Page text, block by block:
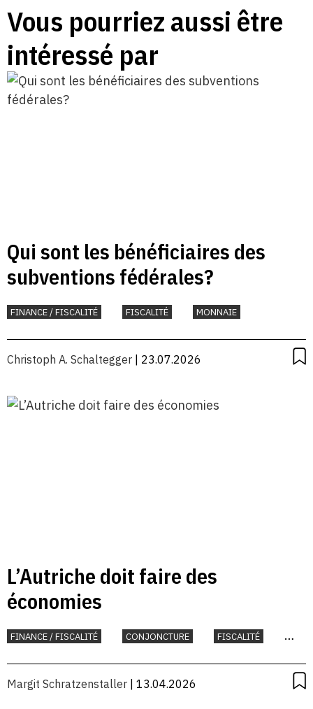
Vous pourriez aussi être
intéressé par
Qui sont les bénéficiaires des
subventions fédérales?
FINANCE / FISCALITÉ FISCALITÉ MONNAIE
Christoph A. Schaltegger | 23.07.2026
L’Autriche doit faire des
économies
FINANCE / FISCALITÉ CONJONCTURE
FISCALITÉ
Margit Schratzenstaller | 13.04.2026